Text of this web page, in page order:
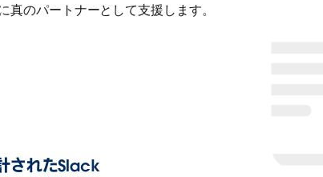
のパートナーとして支援します。
されたSlack